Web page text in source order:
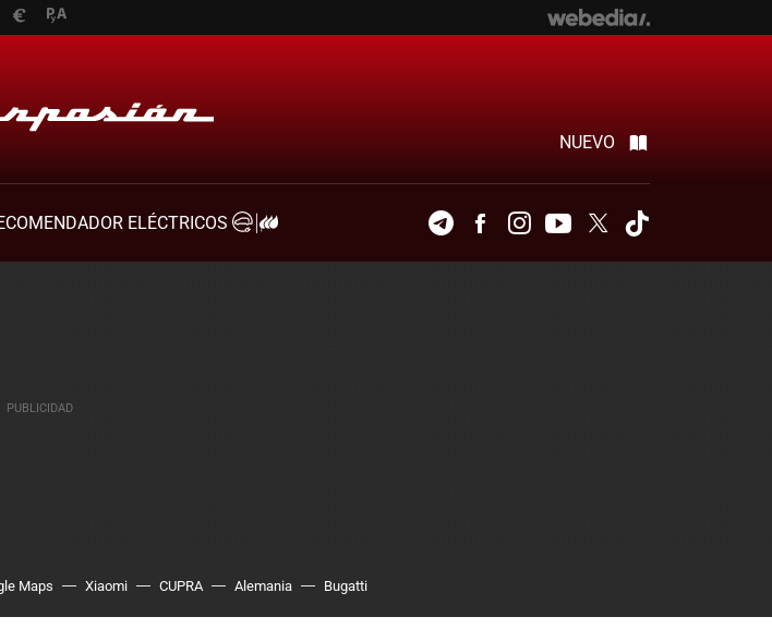
NUEVO
ELÉCTRICOS
TelegramFacebookInstagramYoutubeTwitter
Maps Xiaomi CUPRA Alemania Bugatti